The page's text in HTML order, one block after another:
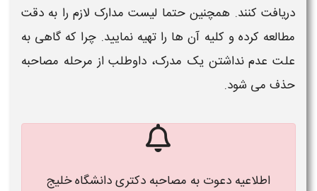
دریافت کنند. همچنین حتما لیست مدارک لازم را به دقت
مطالعه کرده و کلیه آن ها را تهیه نمایید. چرا که گاهی به
علت عدم نداشتن یک مدرک، داوطلب از مرحله مصاحبه
حذف می شود.
اطلاعیه دعوت به مصاحبه دکتری دانشگاه خلیج